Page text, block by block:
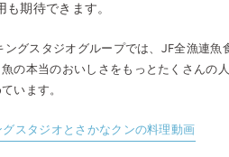
も期待できます。
グスタジオグループでは、 JF全漁連魚
の本当のおいしさをもっとたくさんの
います。
スタジオとさかなクンの料理動画